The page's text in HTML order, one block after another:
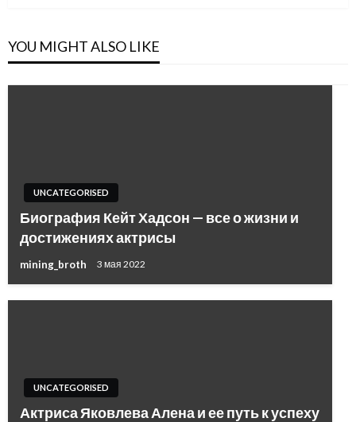
YOU MIGHT ALSO LIKE
UNCATEGORISED
Биография Кейт Хадсон — все о жизни и
достижениях актрисы
mining_broth 3 мая 2022
UNCATEGORISED
Актриса Яковлева Алена и ее путь к успеху